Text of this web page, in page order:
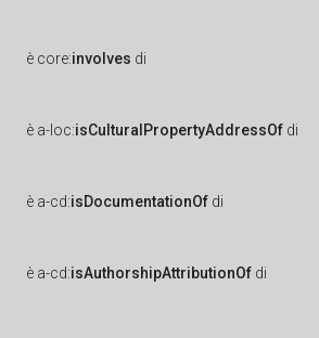
è core:involves di
è a-loc:isCulturalPropertyAddressOf di
è a-cd:isDocumentationOf di
è a-cd:isAuthorshipAttributionOf di